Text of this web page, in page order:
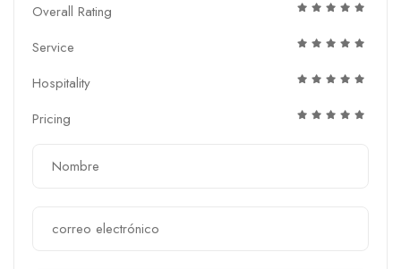
Overall Rating
Service
Hospitality
Pricing